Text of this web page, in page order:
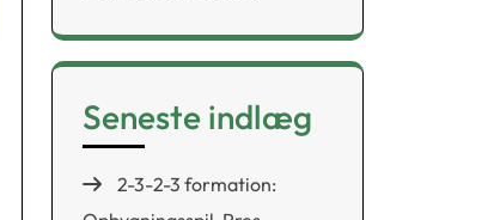
Seneste indlæg
2-3-2-3 formation: